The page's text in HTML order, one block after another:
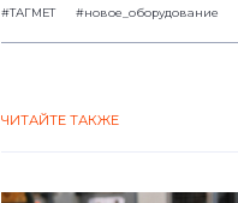
#ТАГМЕТ #новое_оборудование
ЧИТАЙТЕ ТАКЖЕ